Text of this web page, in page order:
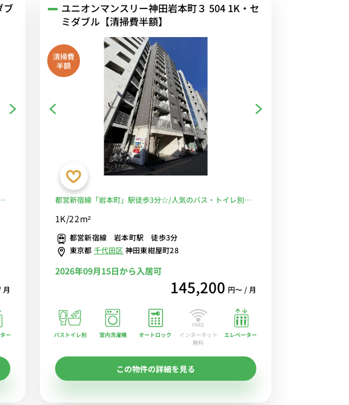
ブ
月
ー
ユニオンマンスリー神田岩本町３ 504 1K・セ
ミダブル【清掃費半額】
清掃費
半額
都営新宿線「岩本町」駅徒歩3分☆/人気のバス・トイレ別、
べるWi-Fi格安レンタル中！
1K/22m²
都営新宿線 岩本町駅 徒歩3分
東京都 千代田区 神田東紺屋町28
2026年09月15日から入居可
145,200 円〜 / 月
バストイレ別 室内洗濯機 オートロック
インターネット
無料
エレベーター
この物件の詳細を見る